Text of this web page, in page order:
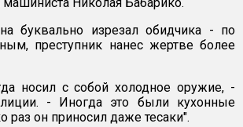
буквально изрезал обидчика - по
преступник нанес жертве более
носил с собой холодное оружие, -
- Иногда это были кухонные
раз он приносил даже тесаки".